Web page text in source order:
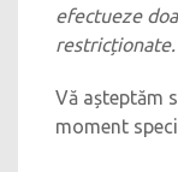
efectueze
restricționate.
Vă așteptăm
moment